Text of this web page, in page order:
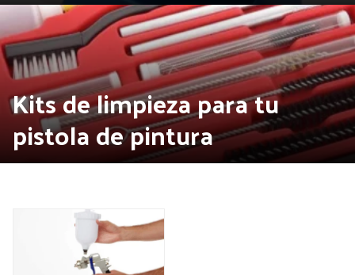
Kits de limpieza para tu
pistola de pintura